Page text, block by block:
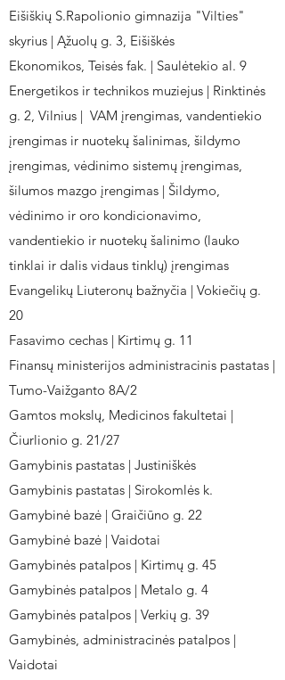
Eišiškių S.Rapolionio gimnazija "Vilties"
skyrius | Ąžuolų g. 3, Eišiškės
Ekonomikos, Teisės fak. | Saulėtekio al. 9
Energetikos ir technikos muziejus | Rinktinės
g. 2, Vilnius | VAM įrengimas, vandentiekio
įrengimas ir nuotekų šalinimas, šildymo
įrengimas, vėdinimo sistemų įrengimas,
šilumos mazgo įrengimas | Šildymo,
vėdinimo ir oro kondicionavimo,
vandentiekio ir nuotekų šalinimo (lauko
tinklai ir dalis vidaus tinklų) įrengimas
Evangelikų Liuteronų bažnyčia | Vokiečių g.
20
Fasavimo cechas | Kirtimų g. 11
Finansų ministerijos administracinis pastatas |
Tumo-Vaižganto 8A/2
Gamtos mokslų, Medicinos fakultetai |
Čiurlionio g. 21/27
Gamybinis pastatas | Justiniškės
Gamybinis pastatas | Sirokomlės k.
Gamybinė bazė | Graičiūno g. 22
Gamybinė bazė | Vaidotai
Gamybinės patalpos | Kirtimų g. 45
Gamybinės patalpos | Metalo g. 4
Gamybinės patalpos | Verkių g. 39
Gamybinės, administracinės patalpos |
Vaidotai